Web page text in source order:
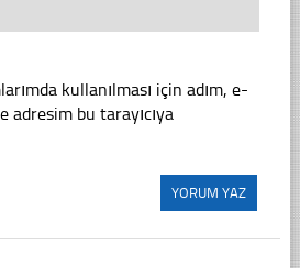
kullanılması için adım, e-
adresim bu tarayıcıya